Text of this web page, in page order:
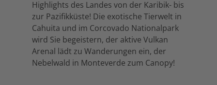
Highlights des Landes von der Karibik- bis
zur Pazifikküste! Die exotische Tierwelt in
Cahuita und im Corcovado Nationalpark
wird Sie begeistern, der aktive Vulkan
Arenal lädt zu Wanderungen ein, der
Nebelwald in Monteverde zum Canopy!